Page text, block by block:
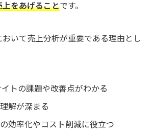
上をあげることです。
おいて売上分析が重要である理由とし
イトの課題や改善点がわかる
解が深まる
の効率化やコスト削減に役立つ